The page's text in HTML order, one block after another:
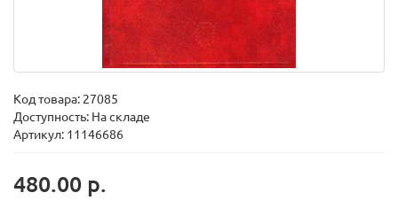
Код товара: 27085
Доступность: На складе
Артикул: 11146686
480.00 р.